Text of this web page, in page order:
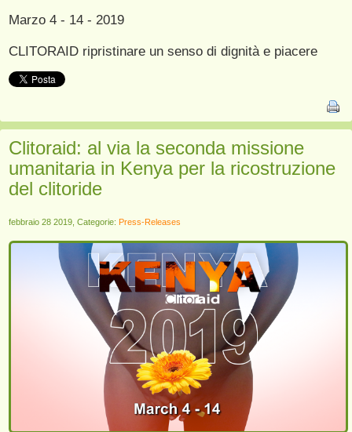
Marzo 4 - 14 - 2019
CLITORAID ripristinare un senso di dignità e piacere
Clitoraid: al via la seconda missione
umanitaria in Kenya per la ricostruzione
del clitoride
febbraio 28 2019, Categorie: Press-Releases